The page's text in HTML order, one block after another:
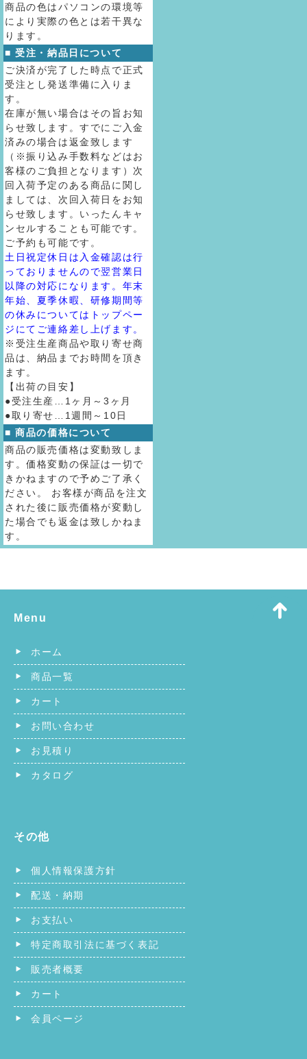
商品の色はパソコンの環境等
により実際の色とは若干異な
ります。
■ 受注・納品日について
ご決済が完了した時点で正式
受注とし発送準備に入りま
す。
在庫が無い場合はその旨お知
らせ致します。すでにご入金
済みの場合は返金致します
（※振り込み手数料などはお
客様のご負担となります）次
回入荷予定のある商品に関し
ましては、次回入荷日をお知
らせ致します。いったんキャ
ンセルすることも可能です。
ご予約も可能です。
土日祝定休日は入金確認は行
っておりませんので翌営業日
以降の対応になります。年末
年始、夏季休暇、研修期間等
の休みについてはトップペー
ジにてご連絡差し上げます。
※受注生産商品や取り寄せ商
品は、納品までお時間を頂き
ます。
【出荷の目安】
●受注生産…1ヶ月～3ヶ月
●取り寄せ…1週間～10日
■ 商品の価格について
商品の販売価格は変動致しま
す。価格変動の保証は一切で
きかねますので予めご了承く
ださい。 お客様が商品を注文
された後に販売価格が変動し
た場合でも返金は致しかねま
す。
Menu
ホーム
商品一覧
カート
お問い合わせ
お見積り
カタログ
その他
個人情報保護方針
配送・納期
お支払い
特定商取引法に基づく表記
販売者概要
カート
会員ページ